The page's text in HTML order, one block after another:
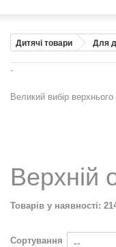
Дитячі товари Для
-
Великий вибір
Верхній
Товарів у наявності:
Сортування